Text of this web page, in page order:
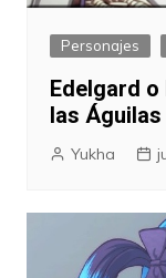
Personajes
Edelgard
las
Yukha